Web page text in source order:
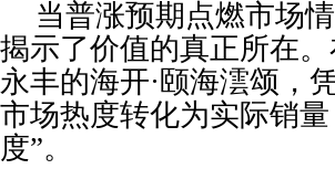
当普涨预期点燃市场
揭示了价值的真正所在
永丰的海开·颐海澐颂，
市场热度转化为实际销
度”。